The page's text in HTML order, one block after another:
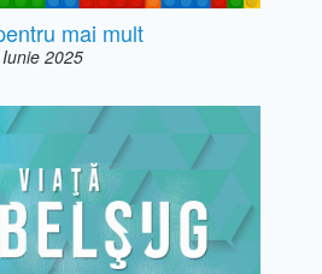
mai mult
Iunie 2025